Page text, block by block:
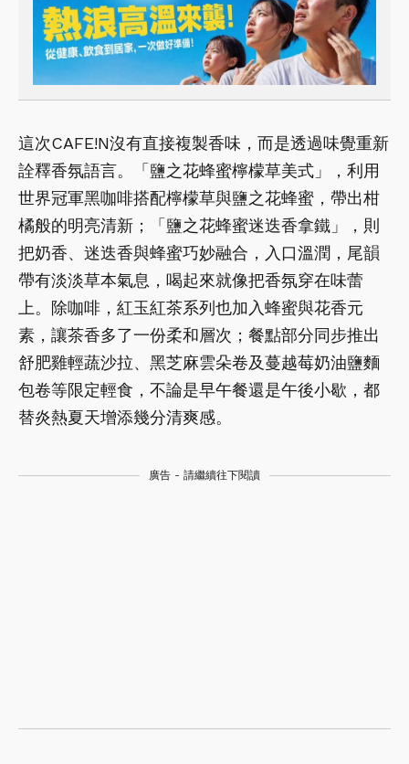
這次CAFE!N沒有直接複製香味，而是透過味覺重新
詮釋香氛語言。「鹽之花蜂蜜檸檬草美式」，利用
世界冠軍黑咖啡搭配檸檬草與鹽之花蜂蜜，帶出柑
橘般的明亮清新；「鹽之花蜂蜜迷迭香拿鐵」，則
把奶香、迷迭香與蜂蜜巧妙融合，入口溫潤，尾韻
帶有淡淡草本氣息，喝起來就像把香氛穿在味蕾
上。除咖啡，紅玉紅茶系列也加入蜂蜜與花香元
素，讓茶香多了一份柔和層次；餐點部分同步推出
舒肥雞輕蔬沙拉、黑芝麻雲朵卷及蔓越莓奶油鹽麵
包卷等限定輕食，不論是早午餐還是午後小歇，都
替炎熱夏天增添幾分清爽感。
廣告 - 請繼續往下閱讀